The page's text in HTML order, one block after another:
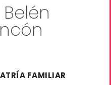
FAMILIAR